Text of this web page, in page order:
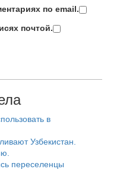
по email.
почтой.
в
Узбекистан.
переселенцы